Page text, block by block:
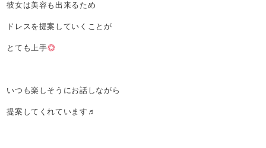
彼女は美容も出来るため
ドレスを提案していくことが
とても上手
いつも楽しそうにお話しながら
提案してくれています♬